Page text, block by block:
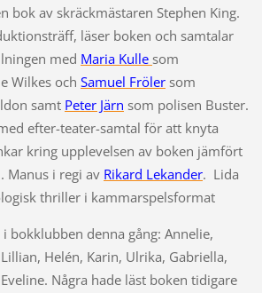
bok av skräckmästaren Stephen King.
läser boken och samtalar
med Maria Kulle som
Wilkes och Samuel Frölersom
samt Peter Järn som polisen Buster.
efter-teater-samtal för att knyta
kring upplevelsen av boken jämfört
Manus i regi av Rikard Lekander. Lida
thriller i kammarspelsformat
bokklubben denna gång: Annelie,
Helén, Karin, Ulrika, Gabriella,
Några hade läst boken tidigare